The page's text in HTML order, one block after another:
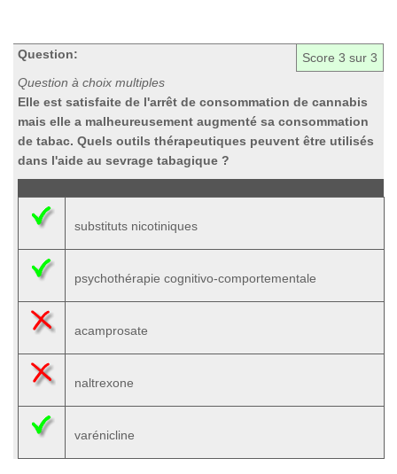
Score 3 sur 3
Question:
Question à choix multiples
Elle est satisfaite de l'arrêt de consommation de cannabis
mais elle a malheureusement augmenté sa consommation
de tabac. Quels outils thérapeutiques peuvent être utilisés
dans l'aide au sevrage tabagique ?
substituts nicotiniques
psychothérapie cognitivo-comportementale
acamprosate
naltrexone
varénicline